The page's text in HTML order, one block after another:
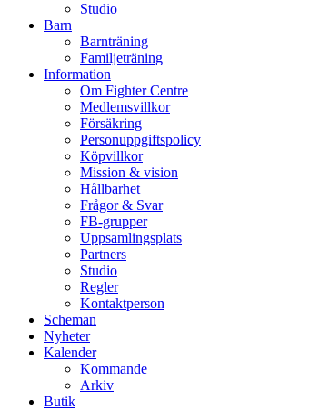
Studio
Barn
Barnträning
Familjeträning
Information
Om Fighter Centre
Medlemsvillkor
Försäkring
Personuppgiftspolicy
Köpvillkor
Mission & vision
Hållbarhet
Frågor & Svar
FB-grupper
Uppsamlingsplats
Partners
Studio
Regler
Kontaktperson
Scheman
Nyheter
Kalender
Kommande
Arkiv
Butik